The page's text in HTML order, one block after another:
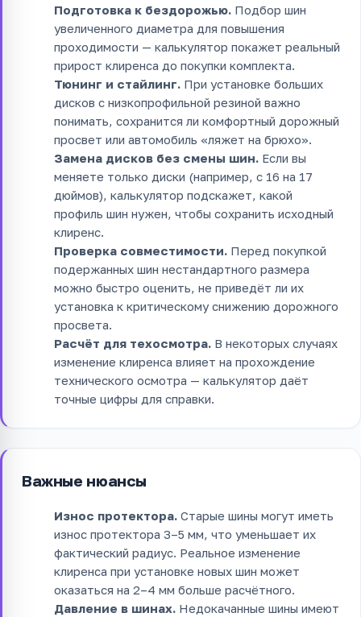
Подготовка к бездорожью. Подбор шин
увеличенного диаметра для повышения
проходимости — калькулятор покажет реальный
прирост клиренса до покупки комплекта.
Тюнинг и стайлинг. При установке больших
дисков с низкопрофильной резиной важно
понимать, сохранится ли комфортный дорожный
просвет или автомобиль «ляжет на брюхо».
Замена дисков без смены шин. Если вы
меняете только диски (например, с 16 на 17
дюймов), калькулятор подскажет, какой
профиль шин нужен, чтобы сохранить исходный
клиренс.
Проверка совместимости. Перед покупкой
подержанных шин нестандартного размера
можно быстро оценить, не приведёт ли их
установка к критическому снижению дорожного
просвета.
Расчёт для техосмотра. В некоторых случаях
изменение клиренса влияет на прохождение
технического осмотра — калькулятор даёт
точные цифры для справки.
Важные нюансы
Износ протектора. Старые шины могут иметь
износ протектора 3–5 мм, что уменьшает их
фактический радиус. Реальное изменение
клиренса при установке новых шин может
оказаться на 2–4 мм больше расчётного.
Давление в шинах. Недокачанные шины имеют